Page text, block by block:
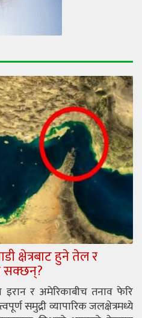
क्षेत्रबाट हुने तेल र
सक्छन्?
र अमेरिकाबीच तनाव फेरि
समुद्री व्यापारिक जलक्षेत्रमध्ये